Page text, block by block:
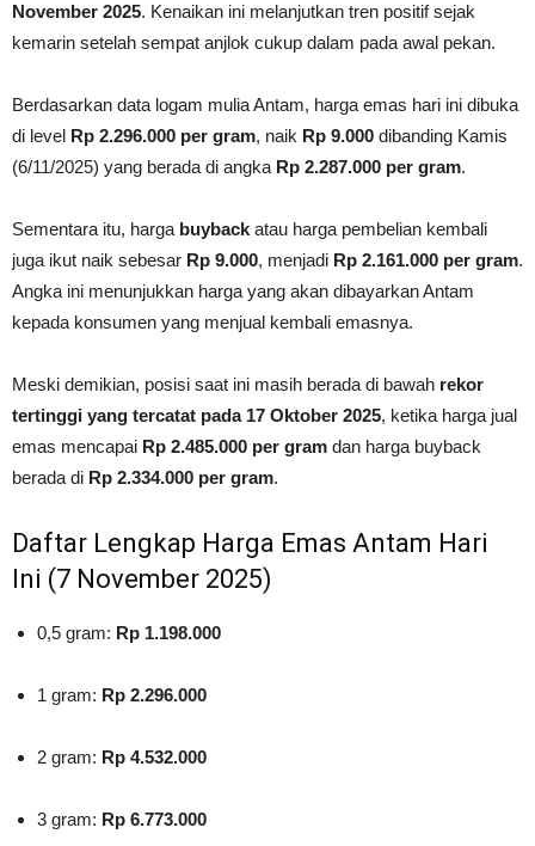
November 2025. Kenaikan ini melanjutkan tren positif sejak
kemarin setelah sempat anjlok cukup dalam pada awal pekan.
Berdasarkan data logam mulia Antam, harga emas hari ini dibuka
di level Rp 2.296.000 per gram, naik Rp 9.000 dibanding Kamis
(6/11/2025) yang berada di angka Rp 2.287.000 per gram.
Sementara itu, harga buyback atau harga pembelian kembali
juga ikut naik sebesar Rp 9.000, menjadi Rp 2.161.000 per gram.
Angka ini menunjukkan harga yang akan dibayarkan Antam
kepada konsumen yang menjual kembali emasnya.
Meski demikian, posisi saat ini masih berada di bawah rekor
tertinggi yang tercatat pada 17 Oktober 2025, ketika harga jual
emas mencapai Rp 2.485.000 per gram dan harga buyback
berada di Rp 2.334.000 per gram.
Daftar Lengkap Harga Emas Antam Hari
Ini (7 November 2025)
0,5 gram: Rp 1.198.000
1 gram: Rp 2.296.000
2 gram: Rp 4.532.000
3 gram: Rp 6.773.000